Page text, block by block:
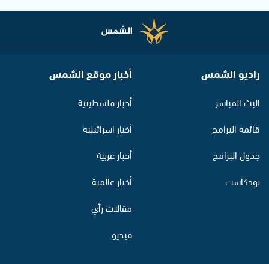
راديو الشمس
البث المباشر
قائمة البرامج
جدول البرامج
بودكاست
أخبار موقع الشمس
أخبار فلسطينية
أخبار اسرائيلية
أخبار عربية
أخبار عالمية
مقالات رأي
فيديو